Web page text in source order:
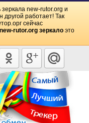
зеркала new-rutor.org и
другой работает! Так
сейчас
new-rutor.org зеркало это